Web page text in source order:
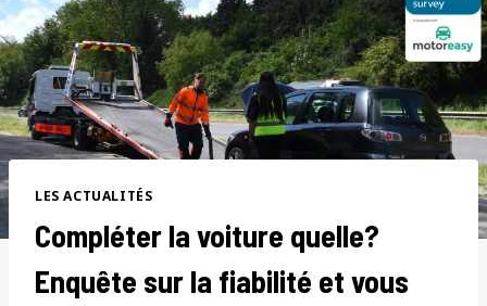
LES ACTUALITÉS
Compléter la voiture quelle?
Enquête sur la fiabilité et vous